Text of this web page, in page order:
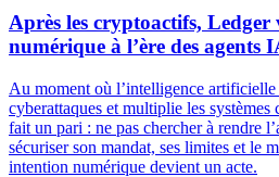
Après les cryptoactifs, Ledger
numérique à l’ère des agents
Au moment où l’intelligence
cyberattaques et multiplie les systèmes
fait un pari : ne pas chercher à rendre
sécuriser son mandat, ses limites et le
intention numérique devient un acte.